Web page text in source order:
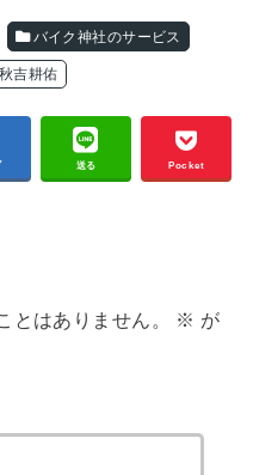
バイク神社のサービス
秋吉耕佑
送る Pocket
とはありません。 ※ が